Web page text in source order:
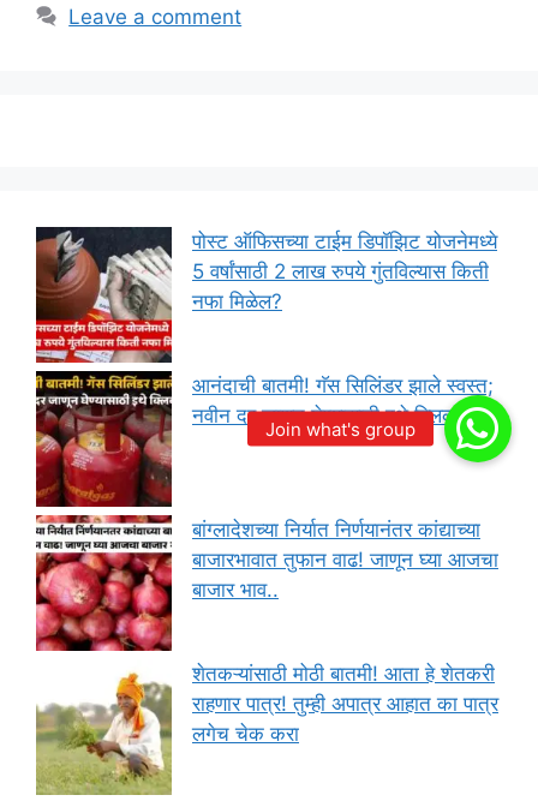
Leave a comment
पोस्ट ऑफिसच्या टाईम डिपॉझिट योजनेमध्ये
5 वर्षांसाठी 2 लाख रुपये गुंतविल्यास किती
नफा मिळेल?
आनंदाची बातमी! गॅस सिलिंडर झाले स्वस्त;
नवीन दर जाणून घेण्यासाठी इथे क्लिक करा
बांग्लादेशच्या निर्यात निर्णयानंतर कांद्याच्या
बाजारभावात तुफान वाढ! जाणून घ्या आजचा
बाजार भाव..
शेतकऱ्यांसाठी मोठी बातमी! आता हे शेतकरी
राहणार पात्र! तुम्ही अपात्र आहात का पात्र
लगेच चेक करा